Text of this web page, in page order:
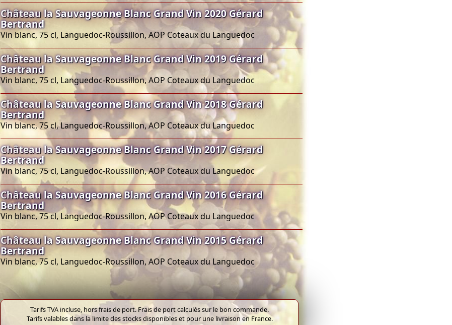
Château la Sauvageonne Blanc Grand Vin 2020 Gérard
Bertrand
Vin blanc, 75 cl, Languedoc-Roussillon, AOP Coteaux du Languedoc
Château la Sauvageonne Blanc Grand Vin 2019 Gérard
Bertrand
Vin blanc, 75 cl, Languedoc-Roussillon, AOP Coteaux du Languedoc
Château la Sauvageonne Blanc Grand Vin 2018 Gérard
Bertrand
Vin blanc, 75 cl, Languedoc-Roussillon, AOP Coteaux du Languedoc
Château la Sauvageonne Blanc Grand Vin 2017 Gérard
Bertrand
Vin blanc, 75 cl, Languedoc-Roussillon, AOP Coteaux du Languedoc
Château la Sauvageonne Blanc Grand Vin 2016 Gérard
Bertrand
Vin blanc, 75 cl, Languedoc-Roussillon, AOP Coteaux du Languedoc
Château la Sauvageonne Blanc Grand Vin 2015 Gérard
Bertrand
Vin blanc, 75 cl, Languedoc-Roussillon, AOP Coteaux du Languedoc
Tarifs TVA incluse, hors frais de port. Frais de port calculés sur le bon commande.
Tarifs valables dans la limite des stocks disponibles et pour une livraison en France.